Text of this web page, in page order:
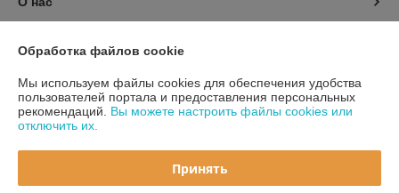
Контакты
Доставка и оплата
График работы
Обработка файлов cookie
Мы используем файлы cookies для обеспечения удобства
пользователей портала и предоставления персональных
рекомендаций. Вы можете настроить файлы cookies или
отключить их.
Принять